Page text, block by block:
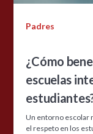
Padres
¿Cómo
escuelas
Un entorno escolar
el respeto en los